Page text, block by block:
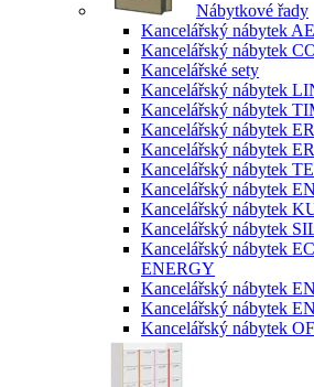
Nábytkové řady
Kancelářský nábytek
Kancelářský nábytek
Kancelářské sety
Kancelářský nábytek
Kancelářský nábytek
Kancelářský nábytek
Kancelářský nábytek
Kancelářský nábytek
Kancelářský nábytek
Kancelářský nábytek
Kancelářský nábytek
Kancelářský nábytek
ENERGY
Kancelářský nábytek
Kancelářský nábytek
Kancelářský nábytek